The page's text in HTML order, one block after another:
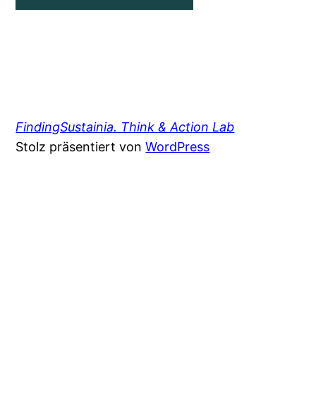
FindingSustainia. Think & Action Lab
Stolz präsentiert vonWordPress